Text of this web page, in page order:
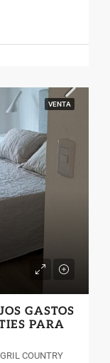
VENTA
GASTOS
PARA
COUNTRY